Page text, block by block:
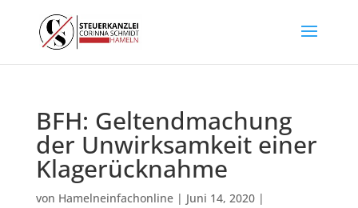
BFH: Geltendmachung
der Unwirksamkeit einer
Klagerücknahme
von Hamelneinfachonline| Juni 14, 2020|